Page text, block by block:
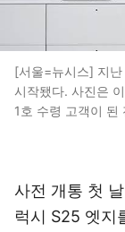
[서울=뉴시스] 지
시작됐다. 사진은
1호 수령 고객이 된
사전 개통 첫
럭시 S25 엣지